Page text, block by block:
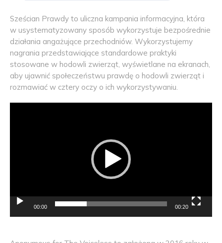
Sześcian Prawdy to uliczna kampania informacyjna, która
w usystematyzowany sposób wykorzystuje bezpośrednie
działania angażujące przechodniów. Wykorzystujemy
nagrania przedstawiające standardowe praktyki
stosowane w hodowli zwierząt, wyświetlane na ekranach,
aby ujawnić społeczeństwu prawdę o hodowli zwierząt i
rozmawiać w cztery oczy o ich wykorzystywaniu.
00:00 00:20